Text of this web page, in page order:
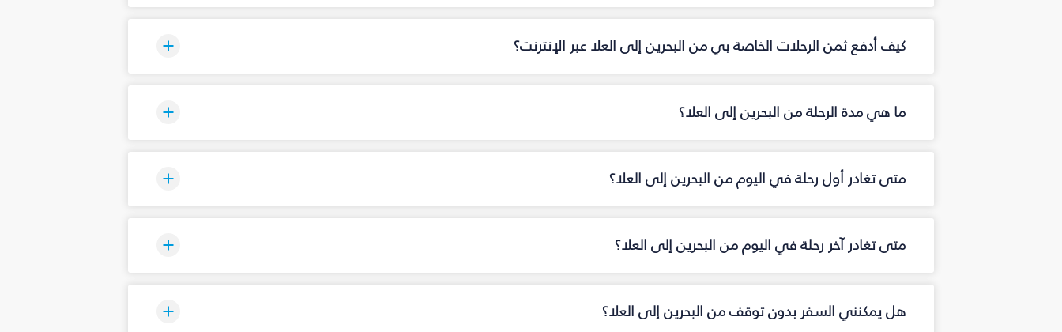
كيف أدفع ثمن الرحلات الخاصة بي من البحرين إلى العلا عبر الإنترنت؟
ما هي مدة الرحلة من البحرين إلى العلا؟
متى تغادر أول رحلة في اليوم من البحرين إلى العلا؟
متى تغادر آخر رحلة في اليوم من البحرين إلى العلا؟
هل يمكنني السفر بدون توقف من البحرين إلى العلا؟